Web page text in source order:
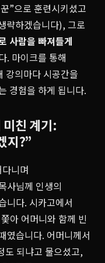
”으로 훈련시키셨고
략하겠습니다), 그로
사람을 빠져들게
. 마이크를 통해
강의마다 시공간을
경험을 하게 됩니다.
친 계기:
지?”
니며
사님께 인생의
니다. 시카고에서
아 어머니와 함께 빈
였습니다. 어머니께서
도 되냐고 물으셨고,